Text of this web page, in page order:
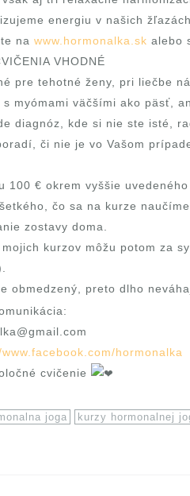
energiu v našich
na www.hormonalka.sk alebo
VHODNÉ
pre tehotné ženy, pri liečbe
myómami väčšími ako päsť,
diagnóz, kde si nie ste isté,
či nie je vo Vašom
100 € okrem vyššie
čo sa na kurze
zostavy doma.
mojich kurzov môžu potom za
obmedzený, preto dlho
hormonalka
cvičenie
joga kurzy hormonalnej